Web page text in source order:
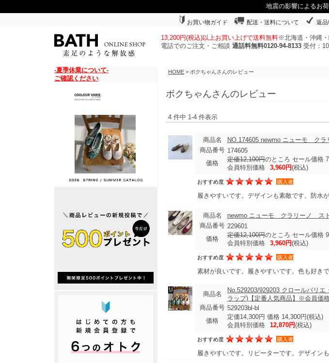
地震の影響によるお
お買い物ガイド 配送・送料について 返
13,200円(税込)以上お買い上げで送料無料※北海道・沖縄
電話でのご注文・ご相談 通話料無料0120-94-8133 受付：
-夏季休業について-
ご確認ください
HOME > ボクちゃんさんのレビュー
ボクちゃんさんのレビュー
4 件中 1-4 件表示
商品名
NO.174605 newmo ニューモ ク
商品番号 174605
価格
定価12,100円のところ セール価格
会員特別価格
3,960円(税込)
おすすめ度 購入者
履きやすいです。デザインも素敵です。防水が
商品名
newmo ニューモ クラリーノ ス
商品番号 229601
価格
定価12,100円のところ セール価格
会員特別価格
3,960円(税込)
おすすめ度 購入者
素材が良いです。履きやすいです。色も好きで
商品名
No.529203/929203 クロールバリ
ラップ)【定番人気商品】※会員価
商品番号 529203bl-bl
価格
定価14,300円 価格 14,300円(税込)
会員特別価格
12,870円(税込)
おすすめ度 購入者
履きやすいです。リピーターです。デザインも